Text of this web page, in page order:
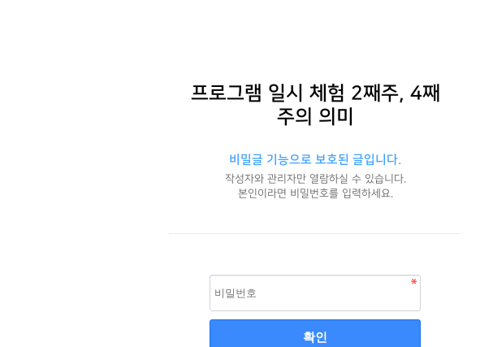
프로그램 일시 체험 2째주, 4째
주의 의미
비밀글 기능으로 보호된 글입니다.
작성자와 관리자만 열람하실 수 있습니다.
본인이라면 비밀번호를 입력하세요.